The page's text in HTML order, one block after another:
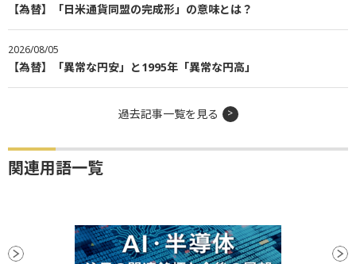
【為替】「日米通貨同盟の完成形」の意味とは？
2026/08/05
【為替】「異常な円安」と1995年「異常な円高」
過去記事一覧を見る
関連用語一覧